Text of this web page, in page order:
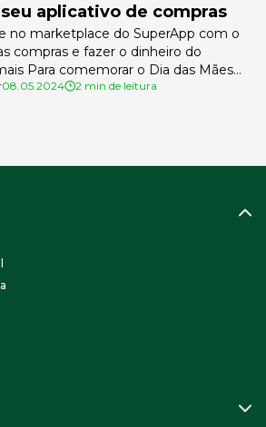
aplicativo de compras
no marketplace do SuperApp com o
compras e fazer o dinheiro do
Para comemorar o Dia das Mães
soluções essenciais para facilitar o
08.05.2024 2 min de leitura